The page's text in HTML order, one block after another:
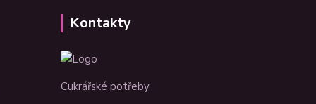
Kontakty
Cukrářské potřeby